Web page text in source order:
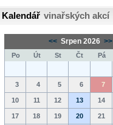
Kalendář vinařských akcí
<< Srpen 2026 >>
Po Út St Čt Pá
3 4 5 6 7
10 11 12 13 14
17 18 19 20 21